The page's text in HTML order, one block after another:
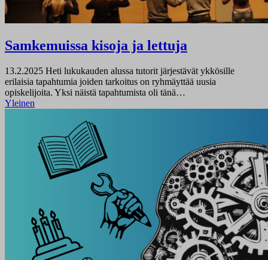
Samkemuissa kisoja ja lettuja
13.2.2025 Heti lukukauden alussa tutorit järjestävät ykkösille
erilaisia tapahtumia joiden tarkoitus on ryhmäyttää uusia
opiskelijoita. Yksi näistä tapahtumista oli tänä…
Yleinen